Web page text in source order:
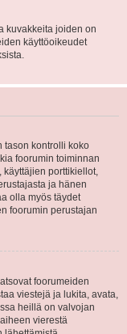
kuvakkeita joiden on
käyttöoikeudet
tason kontrolli koko
foorumin toiminnan
porttikiellot,
ja hänen
olla myös täydet
foorumin perustajan
foorumeiden
viestejä ja lukita, avata,
heillä on valvojan
vierestä